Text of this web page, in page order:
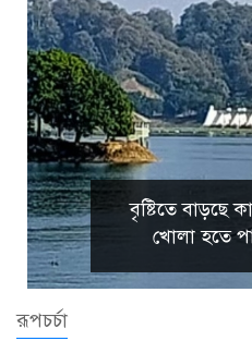
বৃষ্টিতে বাড়ছে
খোলা হতে
রূপচর্চা